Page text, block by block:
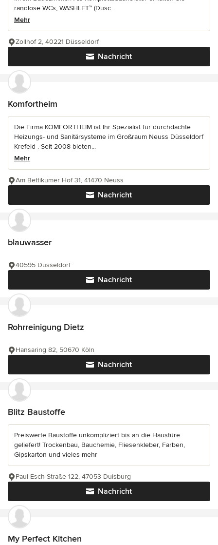
randlose WCs, WASHLET™ (Dusc...
Mehr
Nachricht
Zollhof 2, 40221 Düsseldorf
Komfortheim
Die Firma KOMFORTHEIM ist Ihr Spezialist für durchdachte
Heizungs- und Sanitärsysteme im Großraum Neuss Düsseldorf
Krefeld . Seit 2008 bieten...
Mehr
Nachricht
Am Bettikumer Hof 31, 41470 Neuss
blauwasser
Nachricht
40595 Düsseldorf
Rohrreinigung Dietz
Nachricht
Hansaring 82, 50670 Köln
Blitz Baustoffe
Preiswerte Baustoffe unkompliziert bis an die Haustüre
geliefert! Trockenbau, Bauchemie, Fliesenkleber, Farben,
Gipskarton und vieles mehr
Nachricht
Paul-Esch-Straße 122, 47053 Duisburg
My Perfect Kitchen